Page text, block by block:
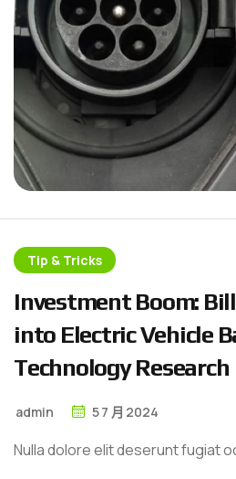
Tip & Tricks
Investment Boom: Bill
into ElectricVehicle B
Technology Research
admin 57 月 2024
Nulla dolore elit deserunt fugiat